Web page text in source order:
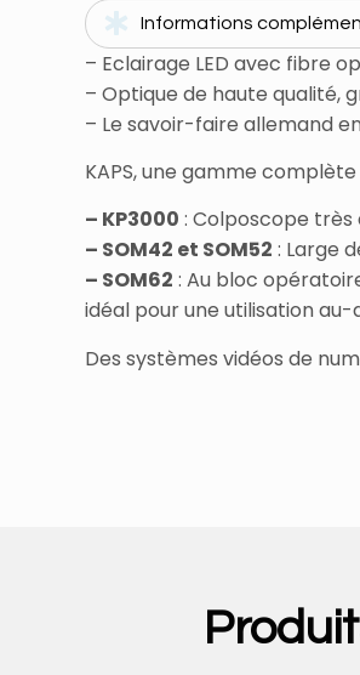
Informations
– Eclairage LED avec fibre
– Optique de haute qualité,
– Le savoir-faire allemand
KAPS, une gamme complète
– KP3000 : Colposcope très
– SOM42 et SOM52 : Large
– SOM62 : Au bloc
idéal pour une utilisation
Des systèmes vidéos de